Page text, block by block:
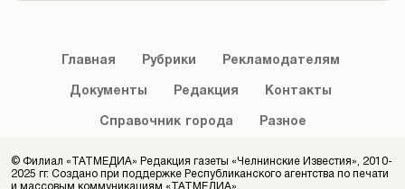
Главная Рубрики Рекламодателям
Документы Редакция Контакты
Справочник города Разное
© Филиал «ТАТМЕДИА» Редакция газеты «Челнинские Известия», 2010-
2025 гг. Создано при поддержке Республиканского агентства по печати
и массовым коммуникациям «ТАТМЕДИА».